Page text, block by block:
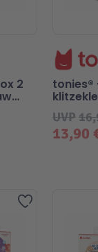
2
13,90
UVP
tonies®
drei
Zur